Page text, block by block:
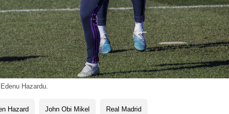
Hazardu.
Hazard John Obi Mikel Real Madrid